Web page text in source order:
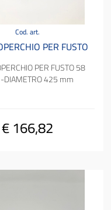
Cod. art.
PER FUSTO
PER FUSTO 58
DIAMETRO 425 mm
€ 166,82